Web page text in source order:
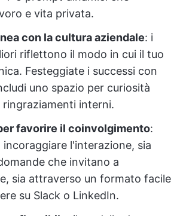
e vita privata.
con la cultura aziendale: i
riflettono il modo in cui il tuo
Festeggiate i successi con
uno spazio per curiosità
interni.
favorire il coinvolgimento:
l'interazione, sia
che invitano a
sia attraverso un formato facile
su Slack o LinkedIn.